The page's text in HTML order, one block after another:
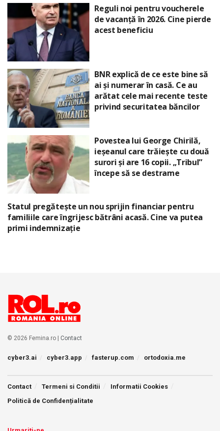
Reguli noi pentru voucherele
de vacanță în 2026. Cine pierde
acest beneficiu
BNR explică de ce este bine să
ai și numerar în casă. Ce au
arătat cele mai recente teste
privind securitatea băncilor
Povestea lui George Chirilă,
ieșeanul care trăiește cu două
surori și are 16 copii. „Tribul”
începe să se destrame
Statul pregătește un nou sprijin financiar pentru
familiile care îngrijesc bătrâni acasă. Cine va putea
primi indemnizație
© 2026 Femina.ro | Contact
cyber3.ai cyber3.app fasterup.com ortodoxia.me
Contact Termeni si Conditii
Informatii Cookies
Politică de Confidențialitate